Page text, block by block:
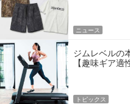
ニュース
ジムレベルの
【趣味ギア適
トピックス